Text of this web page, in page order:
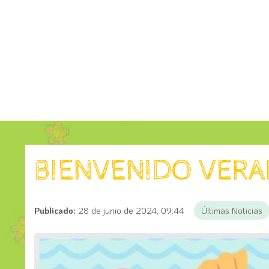
BIENVENIDO
Publicado: 28 de junio de 2024, 09:44 Últimas Noticias